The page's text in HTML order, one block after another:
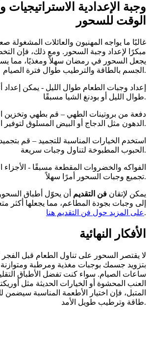
وجبة الإعدادية الاستراتيجيات
الوقت للسحور
غالبًا ما يواجه المهنيون والعائلات المشغولة
مبكرًا لإعداد وجبة السحور. ومع ذلك، فإن
يجعل السحور في رمضان سهلاً ومغذيًا، مما
الجسم بالطاقة والترطيب طوال فترة الصيام.
إعداد وجبات الطعام طوال الليل - يمكن
طوال الليل أو بودنغ الشيا مسبقًا.
دفعة من بروتينات الطهي – قم بطهي وتخزين
الدهون مثل الدجاج أو البيض المسلوق لتوفير الوقت.
استخدم الخيارات المناسبة للتجميد – قم
الحبوب المطبوخة لتناول وجبات سريعة.
الفواكه والخضروات المقطعة مسبقًا - الأجزاء
تجميع وجبات السحور أمرًا سهلاً.
يمكن لإتقان فن التقديم أن يحوّل أطباق
إلى وجبات بجودة المطاعم، مما يجعلها أكثر
على المزيد حول فن التقديم هنا.
الأفكار النهائية
لا يقتصر السحور على تناول الطعام قبل
بتزويد جسمك بوجبات مغذية ومرطبة
ساعات الصيام. سواء كنت تفضل الأطباق
العنب المحشوة أو الخيارات الحديثة مثل
المتبل، فإن اختيار الأطعمة المناسبة
طاقة وترطيب طويل الأمد.